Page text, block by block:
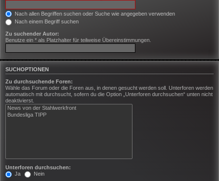
Nach allen Begriffen suchen oder Suche wie angegeben verwenden
Nach einem Begriff suchen
Zu suchender Autor:
Benutze ein * als Platzhalter für teilweise Übereinstimmungen.
SUCHOPTIONEN
Zu durchsuchende Foren:
Wähle das Forum oder die Foren aus, in denen gesucht werden soll. Unterforen werden
automatisch mit durchsucht, sofern du die Option „Unterforen durchsuchen“ unten nicht
deaktivierst.
Unterforen durchsuchen:
Ja
Nein